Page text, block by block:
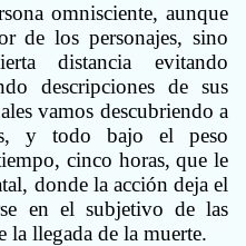
omnisciente, aunque
de los personajes, sino
distancia evitando
descripciones de sus
vamos descubriendo a
y todo bajo el peso
cinco horas, que le
donde la acción deja el
en el subjetivo de las
la llegada de la muerte.